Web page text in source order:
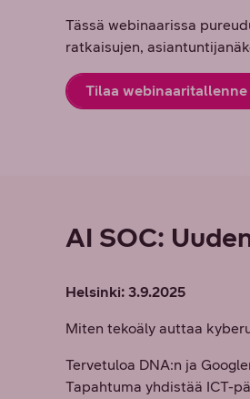
Tässä webinaarissa
ratkaisujen,
Tilaa webinaaritallenne
AI SOC:
Helsinki: 3.9.2025
Miten tekoäly auttaa
Tervetuloa DNA:n ja
Tapahtuma yhdistää ICT-